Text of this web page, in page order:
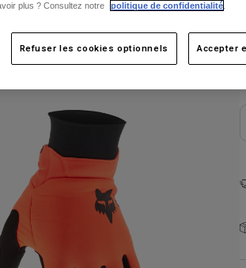
plus ? Consultez notre
politique de confidentialité
Refuser les cookies optionnels Accepter